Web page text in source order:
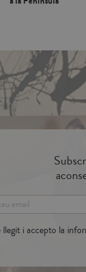
i accepto la